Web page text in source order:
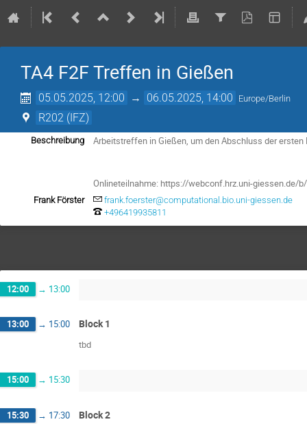
TA4 F2F Treffen in Gießen
05.05.2025, 12:00 → 06.05.2025, 14:00 Europe/Berlin
R202 (IFZ)
Beschreibung Arbeitstreffen in Gießen, um den Abschluss der
Onlineteilnahme: https://webconf.hrz.uni-giessen.de/
Frank Förster
frank.foerster@computational.bio.uni-giessen.de
+496419935811
12:00 → 13:00
13:00 → 15:00 Block 1
tbd
15:00 → 15:30
15:30 → 17:30 Block 2